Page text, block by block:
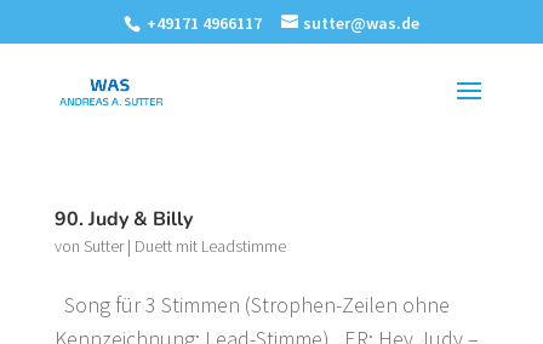
+49171 4966117 sutter@was.de
90. Judy & Billy
von Sutter| Duett mit Leadstimme
Song für 3 Stimmen (Strophen-Zeilen ohne